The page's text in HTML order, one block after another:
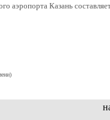
аэропорта Казань